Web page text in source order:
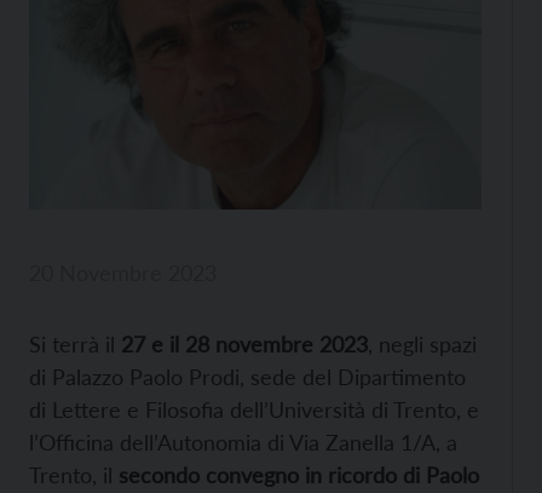
Si terrà il 27 e il 28 novembre 2023 , negli spazi
di Palazzo Paolo Prodi, sede del Dipartimento
di Lettere e Filosofia dell’Università di Trento, e
l’Officina dell’Autonomia di Via Zanella 1/A, a
Trento, il secondo convegno in ricordo di Paolo